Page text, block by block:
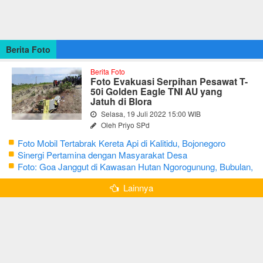
Berita Foto
Berita Foto
Foto Evakuasi Serpihan Pesawat T-
50i Golden Eagle TNI AU yang
Jatuh di Blora
Selasa, 19 Juli 2022 15:00 WIB
Oleh Priyo SPd
Foto Mobil Tertabrak Kereta Api di Kalitidu, Bojonegoro
Sinergi Pertamina dengan Masyarakat Desa
Foto: Goa Janggut di Kawasan Hutan Ngorogunung, Bubulan,
Bojonegoro
Lainnya